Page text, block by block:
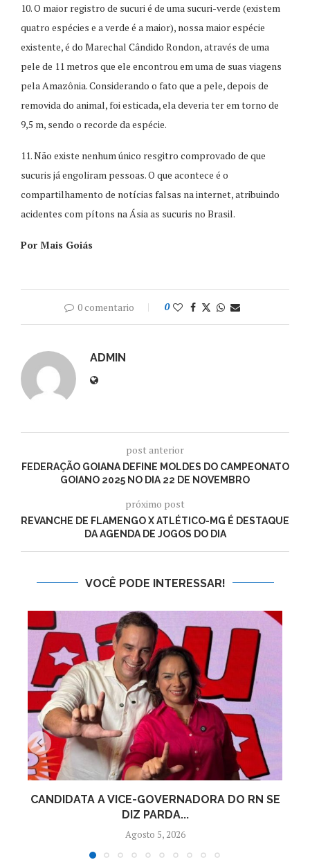
10. O maior registro de sucuri é de uma sucuri-verde (existem
quatro espécies e a verde é a maior), nossa maior espécie
existente, é do Marechal Cândido Rondon, através de uma
pele de 11 metros que ele encontrou em uma de suas viagens
pela Amazônia. Considerando o fato que a pele, depois de
removida do animal, foi esticada, ela deveria ter em torno de
9,5 m, sendo o recorde da espécie.
11. Não existe nenhum único resgitro comprovado de que
sucuris já engoliram pessoas. O que acontece é o
compartilhamento de notícias falsas na internet, atribuindo
acidentes com pítons na Ásia as sucuris no Brasil.
Por Mais Goiás
0 comentario 0
ADMIN
post anterior
FEDERAÇÃO GOIANA DEFINE MOLDES DO CAMPEONATO
GOIANO 2025 NO DIA 22 DE NOVEMBRO
próximo post
REVANCHE DE FLAMENGO X ATLÉTICO-MG É DESTAQUE
DA AGENDA DE JOGOS DO DIA
VOCÊ PODE INTERESSAR!
CANDIDATA A VICE-GOVERNADORA DO RN SE
DIZ PARDA...
Agosto 5, 2026